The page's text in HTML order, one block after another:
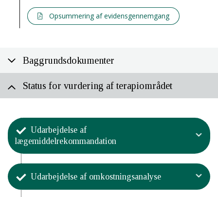
Opsummering af evidensgennemgang
Baggrundsdokumenter
Status for vurdering af terapiområdet
Udarbejdelse af
lægemiddelrekommandation
Aktivitet
Medicinrådet har godkendt
lægemiddelrekommandationen
Udarbejdelse af omkostningsanalyse